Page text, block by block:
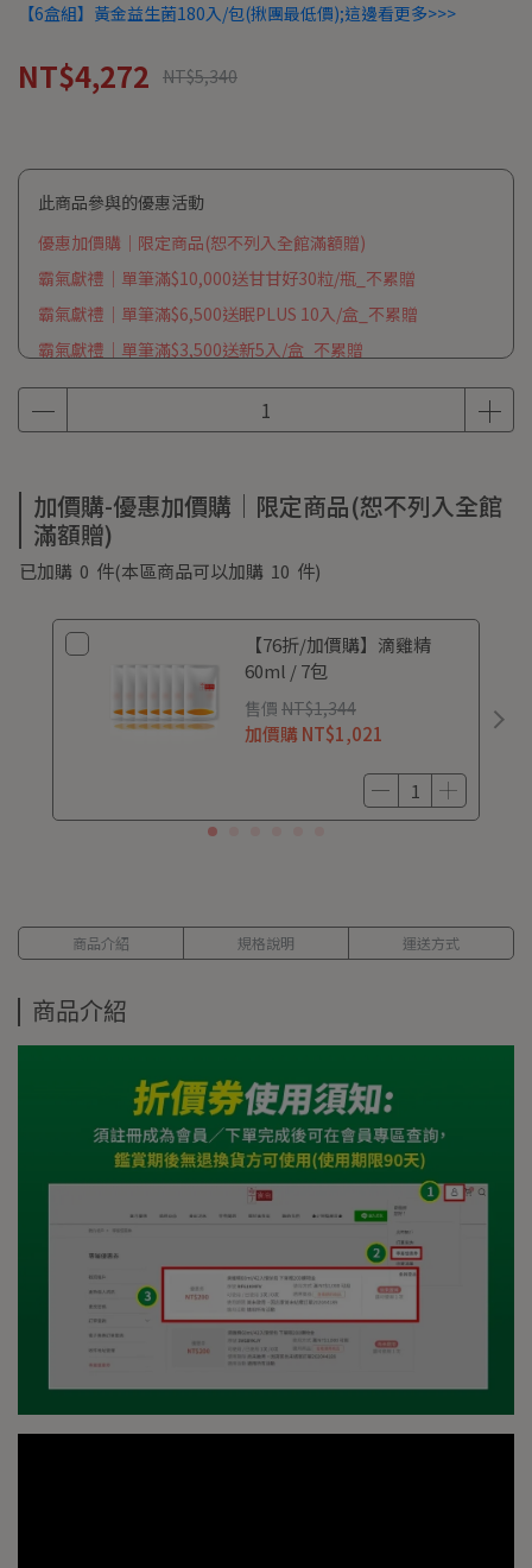
【6盒組】黃金益生菌180入/包(揪團最低價);這邊看更多>>>
NT$4,272 NT$5,340
此商品參與的優惠活動
優惠加價購｜限定商品(恕不列入全館滿額贈)
霸氣獻禮｜單筆滿$10,000送甘甘好30粒/瓶_不累贈
霸氣獻禮｜單筆滿$6,500送眠PLUS 10入/盒_不累贈
霸氣獻禮｜單筆滿$3,500送新5入/盒_不累贈
加價購-優惠加價購｜限定商品(恕不列入全館
滿額贈)
已加購 0 件(本區商品可以加購 10 件)
【76折/加價購】滴雞精
60ml / 7包
售價 NT$1,344
加價購 NT$1,021
商品介紹 規格說明 運送方式
商品介紹